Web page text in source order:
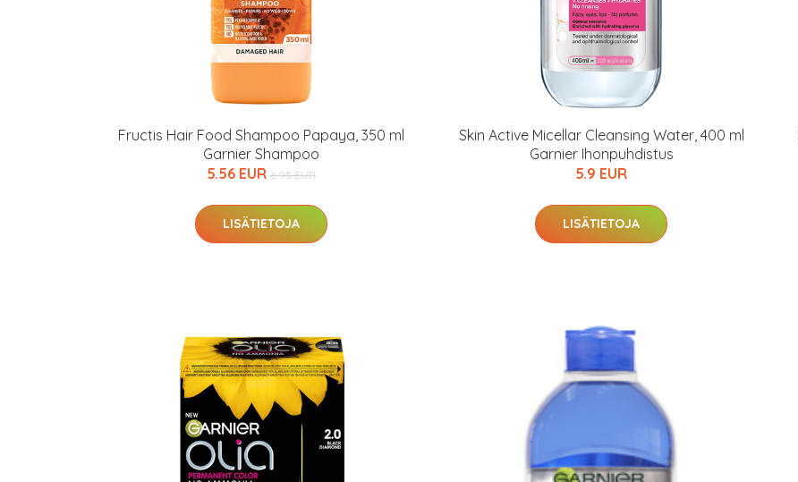
Fructis Hair Food Shampoo Papaya, 350 ml
Garnier Shampoo
5.56 EUR 6.95 EUR
LISÄTIETOJA
Skin Active Micellar Cleansing Water, 400 ml
Garnier Ihonpuhdistus
5.9 EUR
LISÄTIETOJA